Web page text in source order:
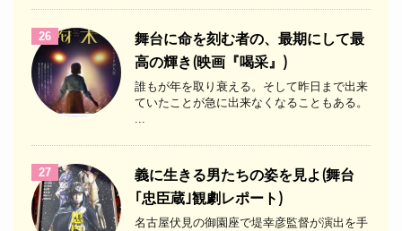
26
舞台に命を刻む者の、最期にして最
高の輝き(映画『喝采』)
誰もが年を取り衰える。そして昨日まで出来
ていたことが急に出来なくなることもある。
...
27
義に生きる男たちの姿を見よ(舞台
｢忠臣蔵｣観劇レポート)
名古屋伏見の御園座で堤幸彦監督が演出を手